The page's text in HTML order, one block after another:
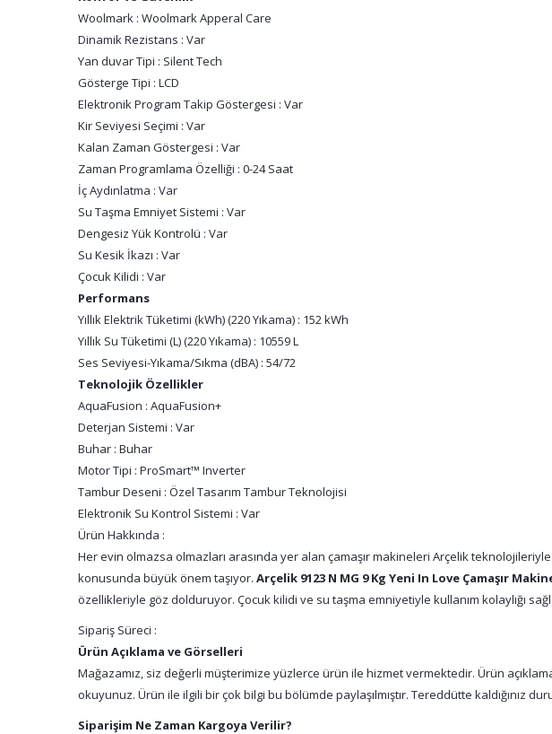
Woolmark : Woolmark Apperal Care
Dinamik Rezistans : Var
Yan duvar Tipi : Silent Tech
Gösterge Tipi : LCD
Elektronik Program Takip Göstergesi : Var
Kir Seviyesi Seçimi : Var
Kalan Zaman Göstergesi : Var
Zaman Programlama Özelliği : 0-24 Saat
İç Aydınlatma : Var
Su Taşma Emniyet Sistemi : Var
Dengesiz Yük Kontrolü : Var
Su Kesik İkazı : Var
Çocuk Kilidi : Var
Performans
Yıllık Elektrik Tüketimi (kWh) (220 Yıkama) : 152 kWh
Yıllık Su Tüketimi (L) (220 Yıkama) : 10559 L
Ses Seviyesi-Yıkama/Sıkma (dBA) : 54/72
Teknolojik Özellikler
AquaFusion : AquaFusion+
Deterjan Sistemi : Var
Buhar : Buhar
Motor Tipi : ProSmart™ Inverter
Tambur Deseni : Özel Tasarım Tambur Teknolojisi
Elektronik Su Kontrol Sistemi : Var
Ürün Hakkında :
Her evin olmazsa olmazları arasında yer alan çamaşır makineleri Arçelik
konusunda büyük önem taşıyor. Arçelik 9123 N MG 9 Kg Yeni In Love Çamaşır
özellikleriyle göz dolduruyor. Çocuk kilidi ve su taşma emniyetiyle kullanım kolaylığı
Sipariş Süreci :
Ürün Açıklama ve Görselleri
Mağazamız, siz değerli müşterimize yüzlerce ürün ile hizmet vermektedir. Ürün
okuyunuz. Ürün ile ilgili bir çok bilgi bu bölümde paylaşılmıştır. Tereddütte kaldığınız
Siparişim Ne Zaman Kargoya Verilir?